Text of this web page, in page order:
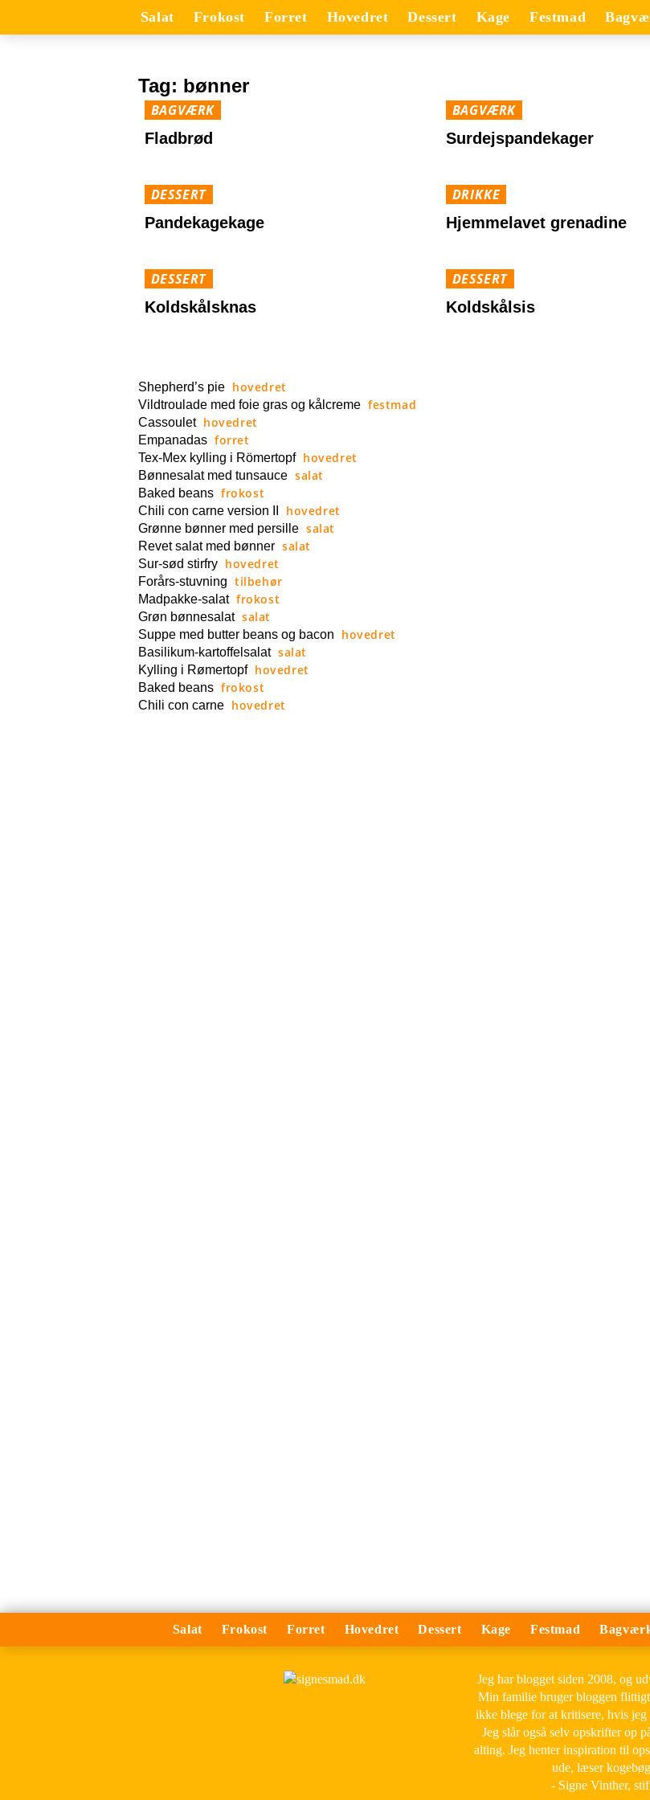
Salat Frokost Forret Hovedret Dessert Kage Festmad
Tag: bønner
BAGVÆRK
Fladbrød
BAGVÆRK
Surdejspandekager
DESSERT
Pandekagekage
DRIKKE
Hjemmelavet grenadine
DESSERT
Koldskålsknas
DESSERT
Koldskålsis
Shepherd’s pie hovedret
Vildtroulade med foie gras og kålcreme festmad
Cassoulet hovedret
Empanadas forret
Tex-Mex kylling i Römertopf hovedret
Bønnesalat med tunsauce salat
Baked beans frokost
Chili con carne version II hovedret
Grønne bønner med persille salat
Revet salat med bønner salat
Sur-sød stirfry hovedret
Forårs-stuvning tilbehør
Madpakke-salat frokost
Grøn bønnesalat salat
Suppe med butter beans og bacon hovedret
Basilikum-kartoffelsalat salat
Kylling i Rømertopf hovedret
Baked beans frokost
Chili con carne hovedret
Salat Frokost Forret Hovedret Dessert Kage Festmad
Jeg har blogget siden 2008, og
Min familie bruger bloggen
ikke blege for at kritisere, hvis
Jeg slår også selv opskrifter op
alting. Jeg henter inspiration til
ude, læser
- Signe Vinther,